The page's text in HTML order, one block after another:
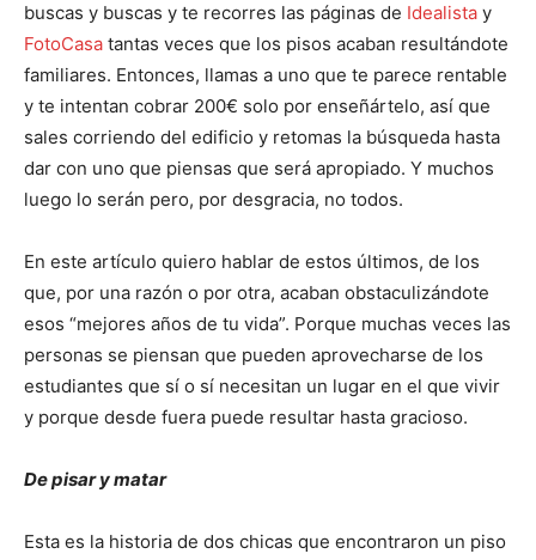
buscas y buscas y te recorres las páginas de Idealista y
FotoCasa tantas veces que los pisos acaban resultándote
familiares. Entonces, llamas a uno que te parece rentable
y te intentan cobrar 200€ solo por enseñártelo, así que
sales corriendo del edificio y retomas la búsqueda hasta
dar con uno que piensas que será apropiado. Y muchos
luego lo serán pero, por desgracia, no todos.
En este artículo quiero hablar de estos últimos, de los
que, por una razón o por otra, acaban obstaculizándote
esos “mejores años de tu vida”. Porque muchas veces las
personas se piensan que pueden aprovecharse de los
estudiantes que sí o sí necesitan un lugar en el que vivir
y porque desde fuera puede resultar hasta gracioso.
De pisar y matar
Esta es la historia de dos chicas que encontraron un piso